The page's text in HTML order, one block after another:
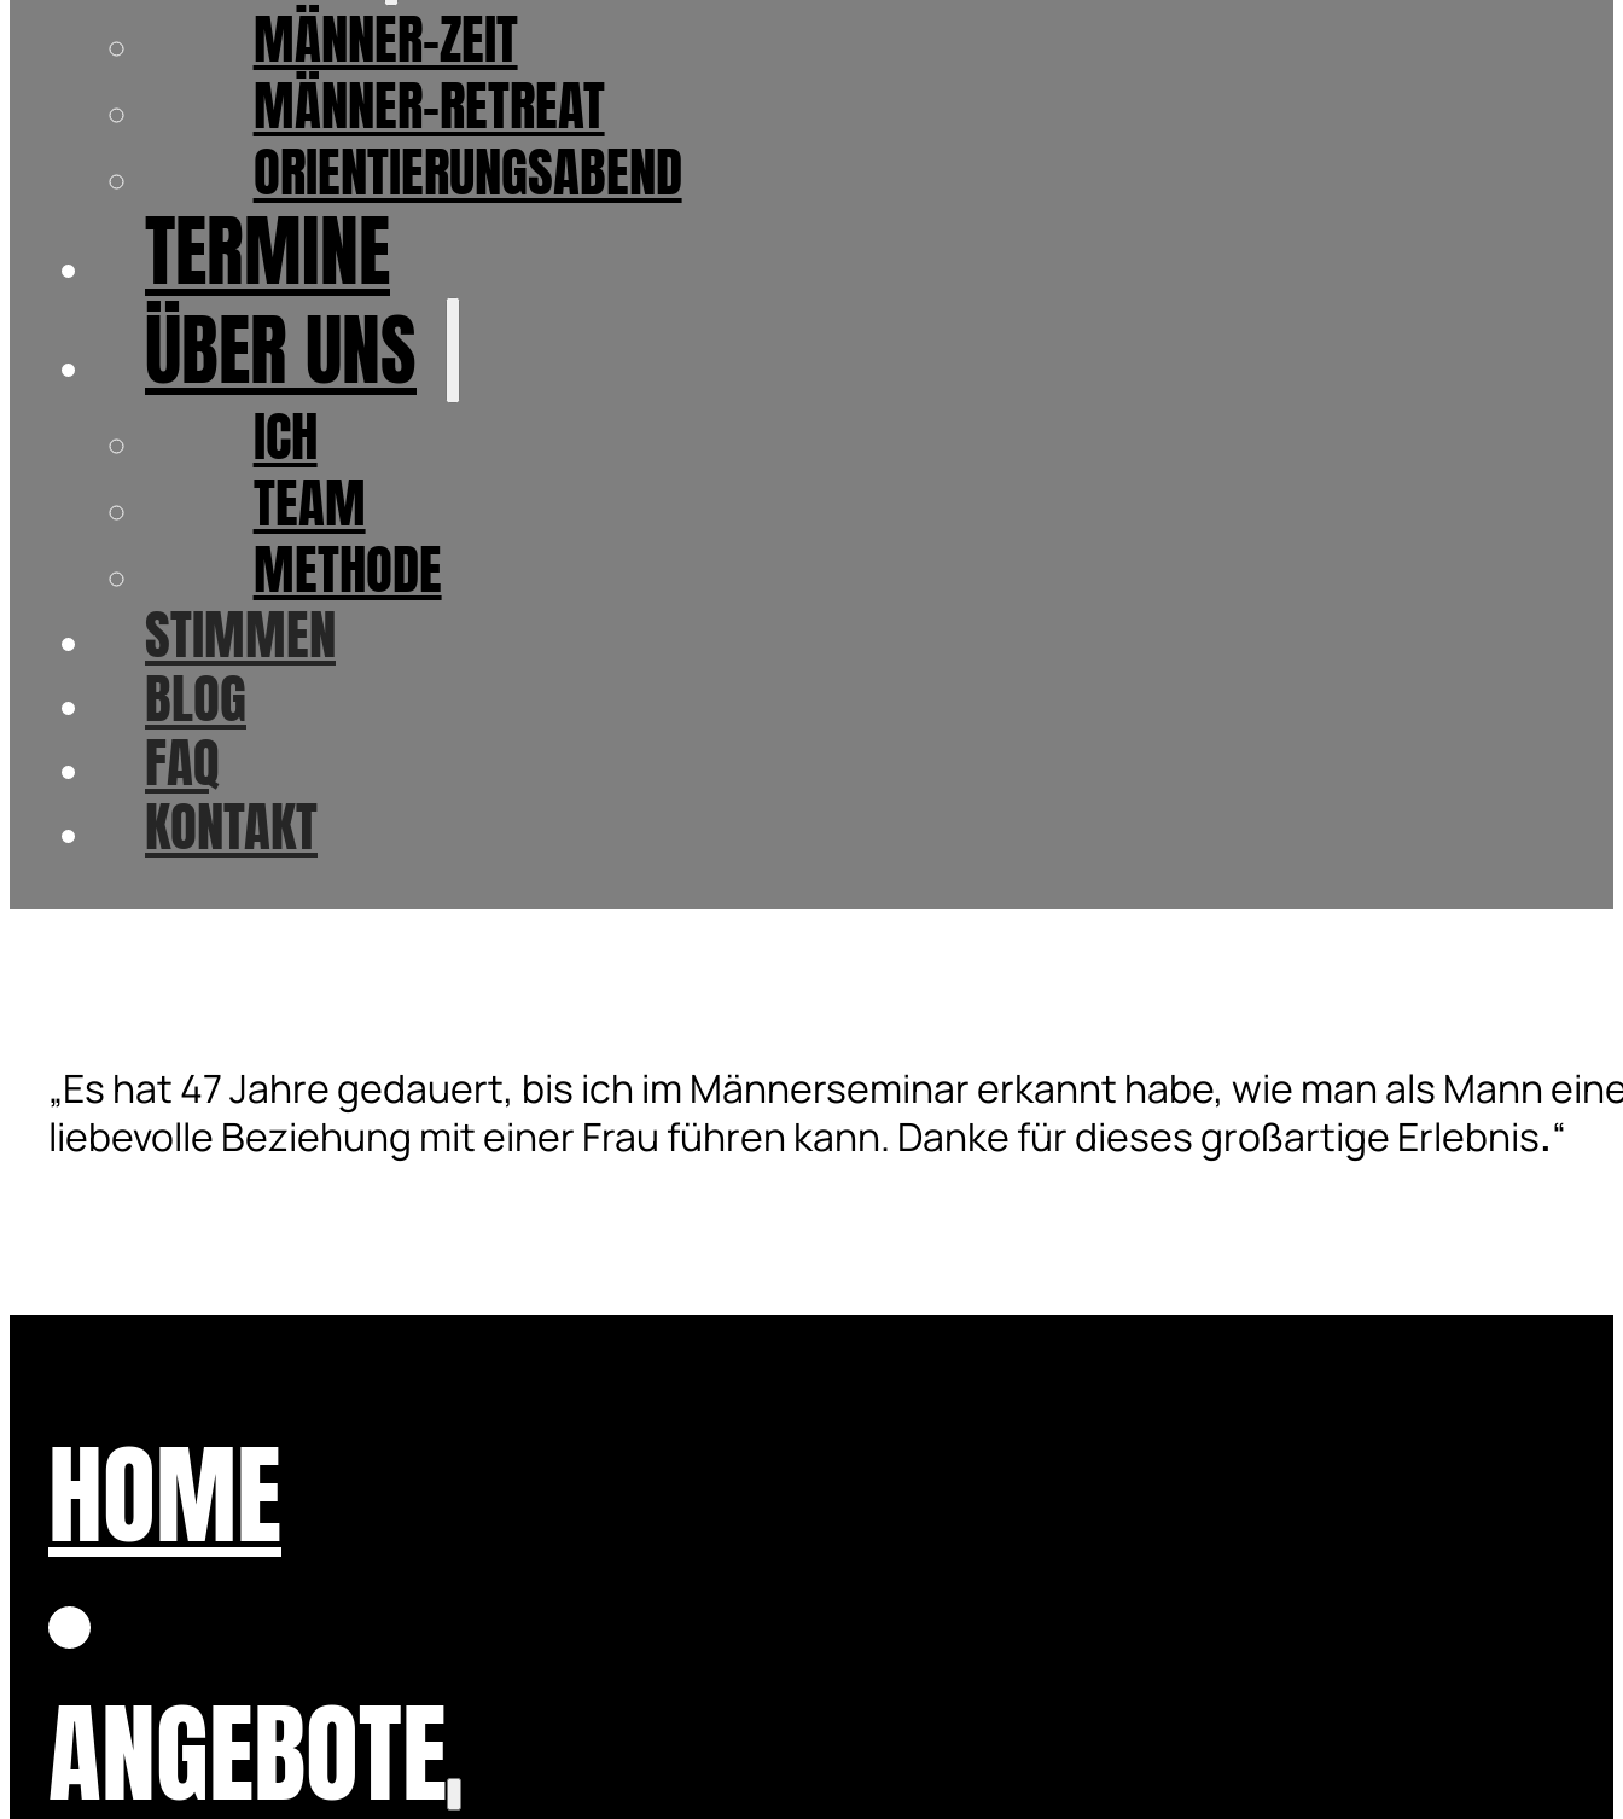
MÄNNER-ZEIT
MÄNNER-RETREAT
ORIENTIERUNGSABEND
TERMINE
ÜBER UNS
ICH
TEAM
METHODE
STIMMEN
BLOG
FAQ
KONTAKT
„Es hat 47 Jahre gedauert, bis ich im Männerseminar erkannt habe, wie man als Mann
liebevolle Beziehung mit einer Frau führen kann. Danke für dieses großartige Erlebnis.“
HOME
ANGEBOTE